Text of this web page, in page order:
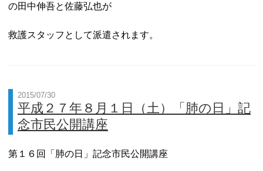
の田中伸吾と佐藤弘也が
救護スタッフとして派遣されます。
2015/07/30
平成２７年８月１日（土）「肺の日」記
念市民公開講座
第１６回「肺の日」記念市民公開講座